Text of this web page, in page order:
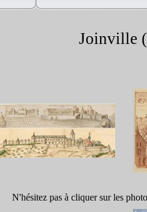
Joinville
N'hésitez pas à cliquer sur les